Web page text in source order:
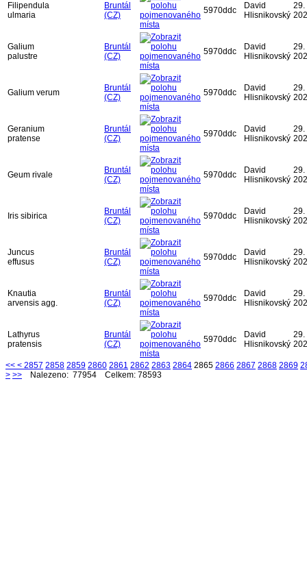
Filipendula
ulmaria
Bruntál
(CZ)
5970ddc
David
Hlisnikovský
29.
Galium
palustre
Bruntál
(CZ)
5970ddc
David
Hlisnikovský
29.
Galium verum
Bruntál
(CZ)
5970ddc
David
Hlisnikovský
29.
Geranium
pratense
Bruntál
(CZ)
5970ddc
David
Hlisnikovský
29.
Geum rivale
Bruntál
(CZ)
5970ddc
David
Hlisnikovský
29.
Iris sibirica
Bruntál
(CZ)
5970ddc
David
Hlisnikovský
29.
Juncus
effusus
Bruntál
(CZ)
5970ddc
David
Hlisnikovský
29.
Knautia
arvensis agg.
Bruntál
(CZ)
5970ddc
David
Hlisnikovský
29.
Lathyrus
pratensis
Bruntál
(CZ)
5970ddc
David
Hlisnikovský
29.
<< < 2857 2858 2859 2860 2861 2862 2863 2864 2865 2866 2867 2868 2869
> >> Nalezeno: 77954 Celkem: 78593